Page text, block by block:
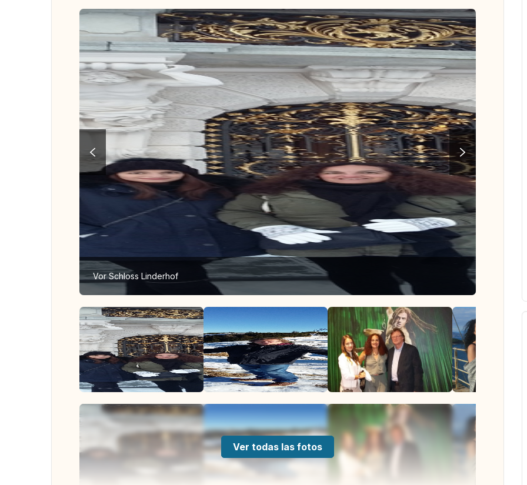
Vor Schloss Linderhof Auf
Ver todas las fotos